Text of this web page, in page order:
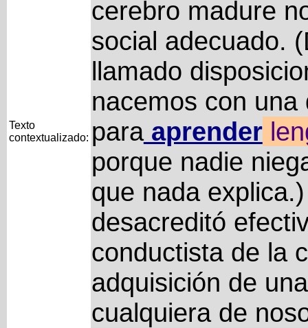
Texto
contextualizado:
cerebro madure
social adecuado.
llamado
nacemos con
paraaprender
porque nadie
que nada
desacreditó
conductista de la
adquisición de
cualquiera de